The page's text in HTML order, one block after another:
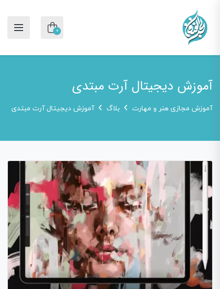
0
آموزش دیجیتال آرت مبتدی
آموزش مجازی هنر و مهارت بلاگ آموزش دیجیتال آرت مبتدی